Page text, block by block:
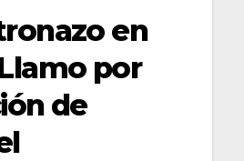
en
por
de